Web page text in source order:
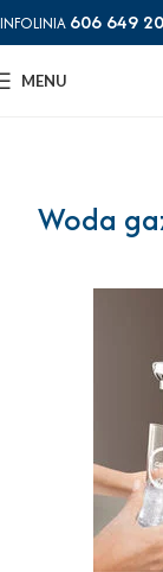
INFOLINIA 606 649
MENU
Woda